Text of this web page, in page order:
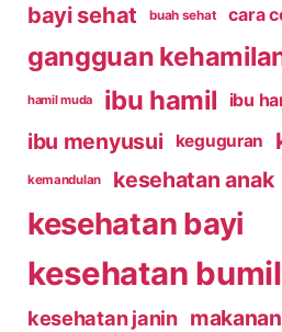
bayi sehat buah sehat cara
gangguan
hamil muda ibu hamil ibu
ibu menyusui keguguran
kemandulan kesehatan anak
kesehatan bayi
kesehatan bumil
kesehatan janin